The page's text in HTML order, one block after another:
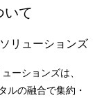
て
リューションズ
ーションズは、
ルの融合で集約・